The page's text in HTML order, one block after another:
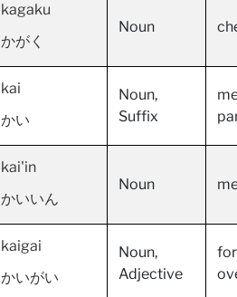
kagaku
かがく
Noun
kai
かい
Noun,
Suffix
kai'in
かいいん
Noun
kaigai
かいがい
Noun,
Adjective